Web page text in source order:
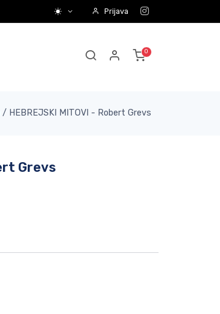
Prijava
/ HEBREJSKI MITOVI - Robert Grevs
Grevs